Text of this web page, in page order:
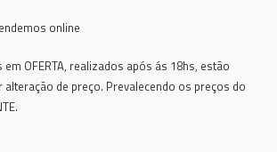
online
OFERTA, realizados após ás 18hs, estão
de preço. Prevalecendo os preços do